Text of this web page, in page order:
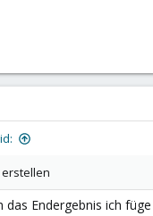
das Endergebnis ich